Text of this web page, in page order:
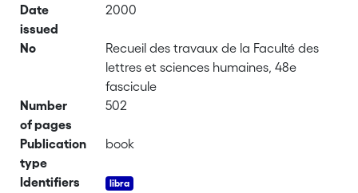
Date
issued
2000
No
Recueil des travaux de la Faculté des
lettres et sciences humaines, 48e
fascicule
Number
of pages
502
Publication
type
book
Identifiers